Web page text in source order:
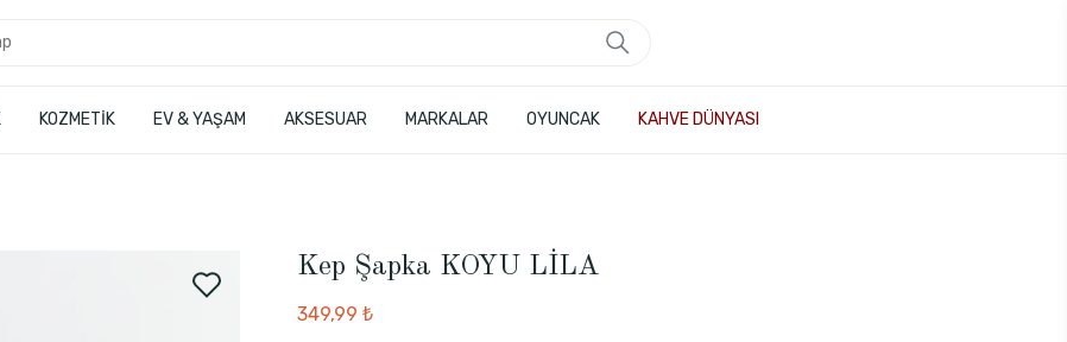
KOZMETİK EV & YAŞAM AKSESUAR MARKALAR OYUNCAK KAHVE DÜNYASI
Kep Şapka KOYU LİLA
349,99 ₺